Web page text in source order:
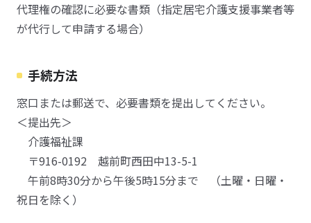
代理権の確認に必要な書類（指定居宅介護支援事業者等
が代行して申請する場合）
手続方法
窓口または郵送で、必要書類を提出してください。
＜提出先＞
介護福祉課
〒916-0192 越前町西田中13-5-1
午前8時30分から午後5時15分まで （土曜・日曜・
祝日を除く）